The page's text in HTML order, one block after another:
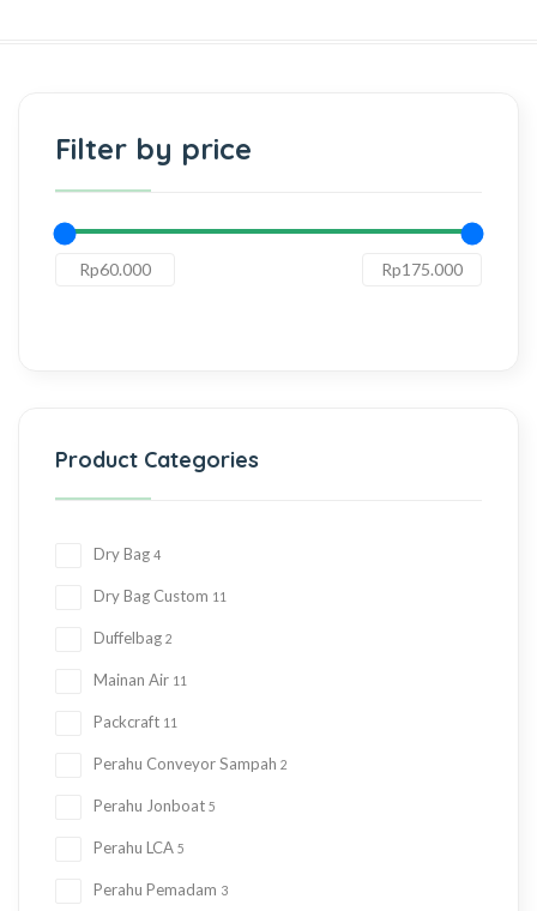
Filter by price
Product Categories
Dry Bag 4
Dry Bag Custom 11
Duffelbag 2
Mainan Air 11
Packcraft 11
Perahu Conveyor Sampah 2
Perahu Jonboat 5
Perahu LCA 5
Perahu Pemadam 3